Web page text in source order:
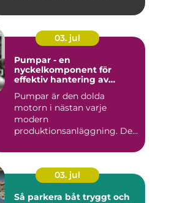
03. jul
Pumpar - en
nyckelkomponent för
effektiv hantering av
Pumpar är den dolda
motorn i nästan varje
modern
produktionsanläggning. De
03. jul
Så parkera båt tryggt och